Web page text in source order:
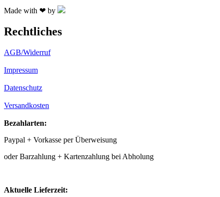
Made with ❤ by
Rechtliches
AGB/Widerruf
Impressum
Datenschutz
Versandkosten
Bezahlarten:
Paypal + Vorkasse per Überweisung
oder Barzahlung + Kartenzahlung bei Abholung
Aktuelle Lieferzeit: